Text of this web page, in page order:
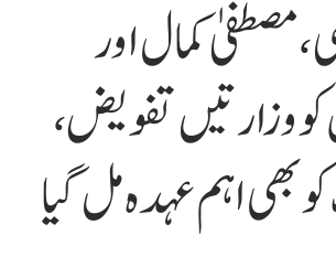
مصطفیٰ کمال اور
وزارتیں تفویض،
بھی اہم عہدہ مل گیا